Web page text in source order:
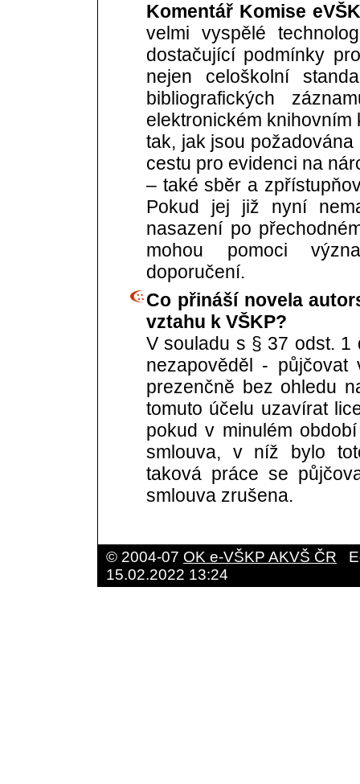
Komentář Komise
velmi vyspělé
dostačující podmínky
nejen celoškolní
bibliografických
elektronickém
tak, jak jsou
cestu pro evidenci na
– také sběr a
Pokud jej již nyní
nasazení po
mohou pomoci
doporučení.
Co přináší novela
vztahu k VŠKP?
V souladu s § 37 odst. 1
nezapověděl - půjčovat
prezenčně bez ohledu
tomuto účelu uzavírat
pokud v minulém
smlouva, v níž bylo
taková práce se
smlouva zrušena.
© 2004-07 OK e-VŠKP AKVŠ ČR
15.02.2022 13:24